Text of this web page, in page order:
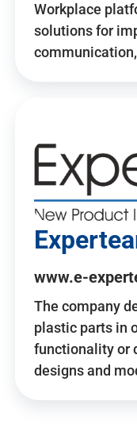
Workplace
solutions for
www.e-
The company
plastic parts in
functionality or
designs and